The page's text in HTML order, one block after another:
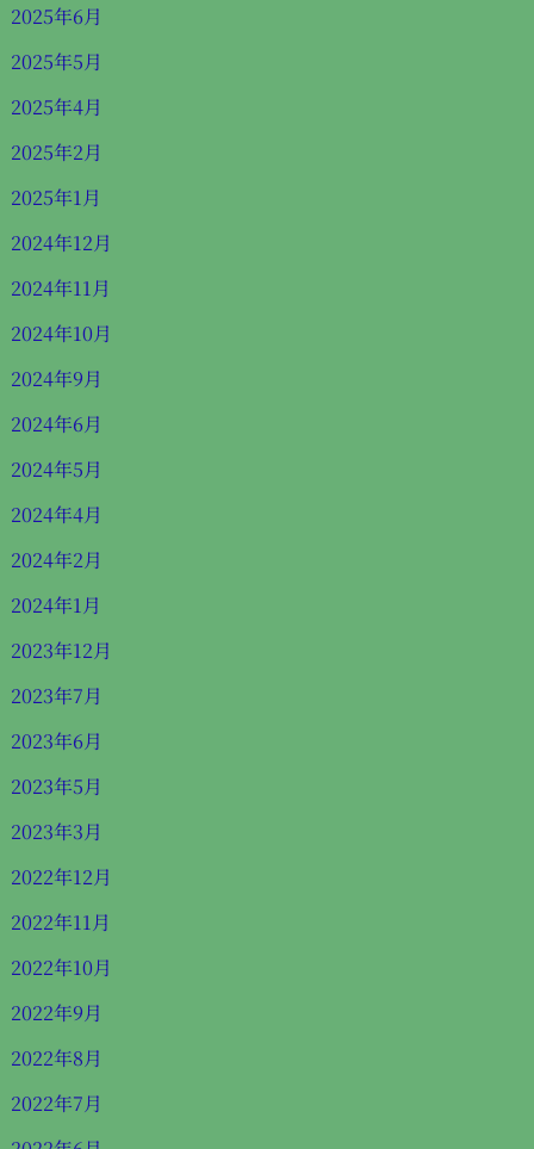
2025年6月
2025年5月
2025年4月
2025年2月
2025年1月
2024年12月
2024年11月
2024年10月
2024年9月
2024年6月
2024年5月
2024年4月
2024年2月
2024年1月
2023年12月
2023年7月
2023年6月
2023年5月
2023年3月
2022年12月
2022年11月
2022年10月
2022年9月
2022年8月
2022年7月